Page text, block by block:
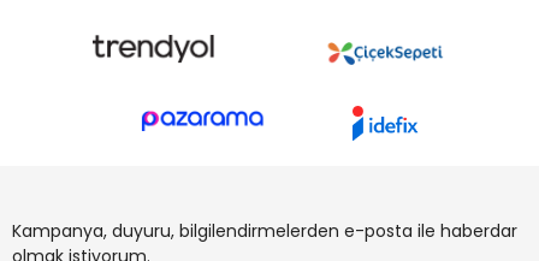
Kampanya, duyuru, bilgilendirmelerden e-posta ile haberdar
olmak istiyorum.